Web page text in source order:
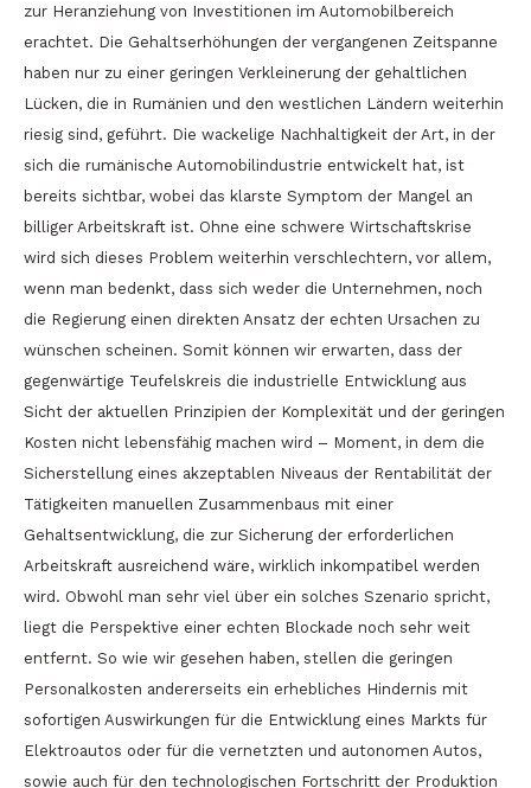
zur Heranziehung von Investitionen im Automobilbereich
erachtet. Die Gehaltserhöhungen der vergangenen Zeitspanne
haben nur zu einer geringen Verkleinerung der gehaltlichen
Lücken, die in Rumänien und den westlichen Ländern weiterhin
riesig sind, geführt. Die wackelige Nachhaltigkeit der Art, in der
sich die rumänische Automobilindustrie entwickelt hat, ist
bereits sichtbar, wobei das klarste Symptom der Mangel an
billiger Arbeitskraft ist. Ohne eine schwere Wirtschaftskrise
wird sich dieses Problem weiterhin verschlechtern, vor allem,
wenn man bedenkt, dass sich weder die Unternehmen, noch
die Regierung einen direkten Ansatz der echten Ursachen zu
wünschen scheinen. Somit können wir erwarten, dass der
gegenwärtige Teufelskreis die industrielle Entwicklung aus
Sicht der aktuellen Prinzipien der Komplexität und der geringen
Kosten nicht lebensfähig machen wird – Moment, in dem die
Sicherstellung eines akzeptablen Niveaus der Rentabilität der
Tätigkeiten manuellen Zusammenbaus mit einer
Gehaltsentwicklung, die zur Sicherung der erforderlichen
Arbeitskraft ausreichend wäre, wirklich inkompatibel werden
wird. Obwohl man sehr viel über ein solches Szenario spricht,
liegt die Perspektive einer echten Blockade noch sehr weit
entfernt. So wie wir gesehen haben, stellen die geringen
Personalkosten andererseits ein erhebliches Hindernis mit
sofortigen Auswirkungen für die Entwicklung eines Markts für
Elektroautos oder für die vernetzten und autonomen Autos,
sowie auch für den technologischen Fortschritt der Produktion